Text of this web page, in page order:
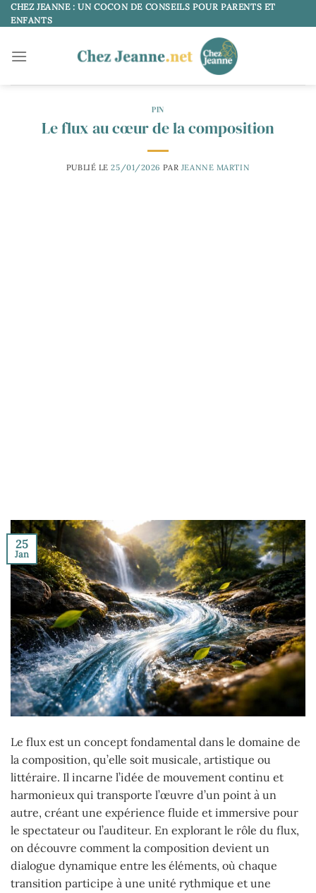
Passer
au
CHEZ JEANNE : UN COCON DE CONSEILS POUR PARENTS ET
ENFANTS
PIN
Le flux au cœur de la composition
PUBLIÉ LE25/01/2026 PAR JEANNE MARTIN
25
Jan
Le flux est un concept fondamental dans le domaine de
la composition, qu’elle soit musicale, artistique ou
littéraire. Il incarne l’idée de mouvement continu et
harmonieux qui transporte l’œuvre d’un point à un
autre, créant une expérience fluide et immersive pour
le spectateur ou l’auditeur. En explorant le rôle du flux,
on découvre comment la composition devient un
dialogue dynamique entre les éléments, où chaque
transition participe à une unité rythmique et une